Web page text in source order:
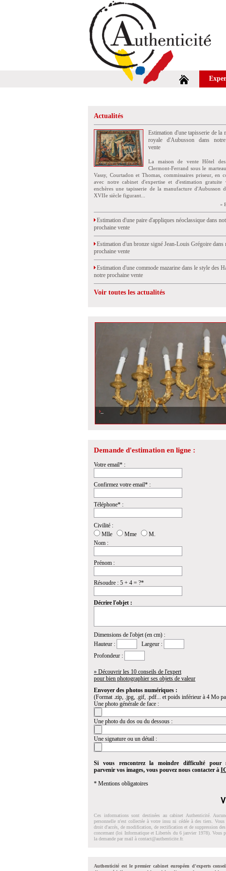
Actualités
Estimation d'une tapisserie de la
royale d'Aubusson dans
vente
La maison de vente Hôtel
Clermont-Ferrand sous le
Vassy, Courtadon et Thomas, commissaires priseur, en
avec notre cabinet d'expertise et d'estimation gratuite
enchères une tapisserie de la manufacture d'Aubusson
XVIIe siècle figurant...
»
Estimation d'une paire d'appliques néoclassique dans
prochaine vente
Estimation d'un bronze signé Jean-Louis Grégoire dans
prochaine vente
Estimation d'une commode mazarine dans le style des
notre prochaine vente
Voir toutes les actualités
Demande d'estimation en ligne :
Votre email* :
Confirmez votre email* :
Téléphone* :
Civilité :
Mlle
Mme
M.
Nom :
Prénom :
Résoudre : 5 + 4 = ?*
Décrire l'objet :
Dimensions de l'objet (en cm) :
Hauteur :
Largeur :
Profondeur :
» Découvrir les 10 conseils de l'expert
pour bien photographier ses objets de valeur
Envoyer des photos numériques :
(Format .zip, .jpg, .gif, .pdf... et poids inférieur à 4 Mo
Une photo générale de face :
Une photo du dos ou du dessous :
Une signature ou un détail :
Si vous rencontrez la moindre difficulté pour
parvenir vos images, vous pouvez nous contacter à
* Mentions obligatoires
Ces informations sont destinées au cabinet Authenticité.
personnelle n'est collectée à votre insu ni cédée à des tiers. Vous
droit d'accés, de modification, de rectification et de suppression
concernant (loi Informatique et Libertés du 6 janvier 1978). Vous
la demande par mail à contact@authenticite.fr.
Authenticité est le premier cabinet européen d'experts